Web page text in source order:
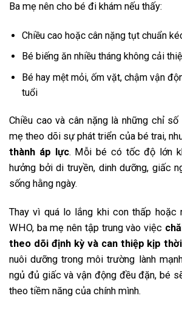
Ba mẹ nên cho bé đi khám nếu thấy:
Chiều cao hoặc cân nặng tụt chuẩn
Bé biếng ăn nhiều tháng không cải
Bé hay mệt mỏi, ốm vặt, chậm vận
tuổi
Chiều cao và cân nặng là những chỉ số
mẹ theo dõi sự phát triển của bé trai,
thành áp lực. Mỗi bé có tốc độ lớn
hưởng bởi di truyền, dinh dưỡng, giấc
sống hằng ngày.
Thay vì quá lo lắng khi con thấp hoặc
WHO, ba mẹ nên tập trung vào việc
theo dõi định kỳ và can thiệp kịp
nuôi dưỡng trong môi trường lành
ngủ đủ giấc và vận động đều đặn, bé
theo tiềm năng của chính mình.